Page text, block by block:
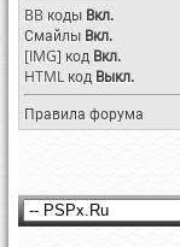
BB коды Вкл.
Смайлы Вкл.
[IMG] код Вкл.
HTML код Выкл.
Правила форума